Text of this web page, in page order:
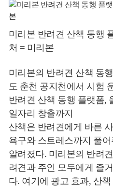
미리본 반려견 산책 동행
처 = 미리본
미리본의 반려견 산책 동
도 춘천 공지천에서 시험
반려견 산책 동행 플랫폼,
일자리 창출까지
산책은 반려견에게 바른
욕구와 스트레스까지 풀
알려졌다. 미리본의 반려
려견과 주인 모두에게 즐
다. 여기에 광고 효과, 산